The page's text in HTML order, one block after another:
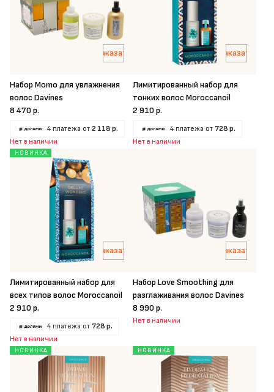
Заказать
Набор Momo для увлажнения
волос Davines
8 470 р.
4 платежа от 2 118 р.
Нет в наличии
Заказать
Лимитированный набор для
тонких волос Moroccanoil
2 910 р.
4 платежа от 728 р.
Нет в наличии
НОВИНКА
Заказать
Лимитированный набор для
всех типов волос Moroccanoil
2 910 р.
4 платежа от 728 р.
Нет в наличии
Заказать
Набор Love Smoothing для
разглаживания волос Davines
8 990 р.
Нет в наличии
НОВИНКА НОВИНКА